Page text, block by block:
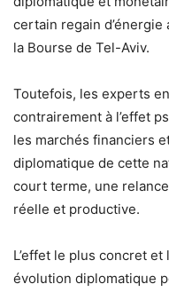
certain regain
la Bourse de Tel-Aviv.
Toutefois, les experts
contrairement à l’effet
les marchés financiers
diplomatique de cette
court terme, une
réelle et productive.
L’effet le plus concret
évolution diplomatique